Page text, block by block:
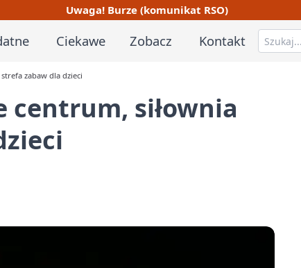
Uwaga! Burze (komunikat RSO)
Ciekawe Zobacz Kontakt
zabaw dla dzieci
centrum, siłownia